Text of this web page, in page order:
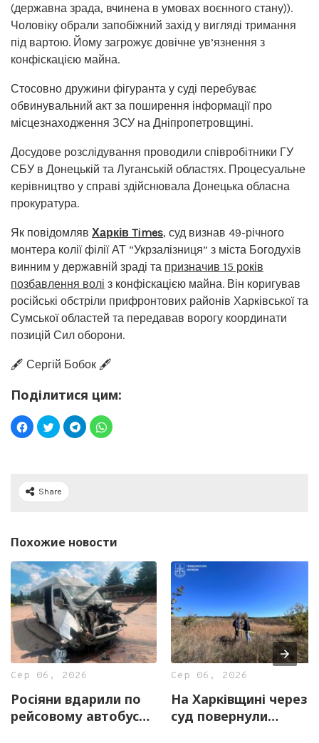
(державна зрада, вчинена в умовах воєнного стану)).
Чоловіку обрали запобіжний захід у вигляді тримання
під вартою. Йому загрожує довічне ув’язнення з
конфіскацією майна.
Стосовно дружини фігуранта у суді перебуває
обвинувальний акт за поширення інформації про
місцезнаходження ЗСУ на Дніпропетровщині.
Досудове розслідування проводили співробітники ГУ
СБУ в Донецькій та Луганській областях. Процесуальне
керівництво у справі здійснювала Донецька обласна
прокуратура.
Як повідомляв Харків Times, суд визнав 49-річного
монтера колії філії АТ “Укрзалізниця” з міста Богодухів
винним у державній зраді та призначив 15 років
позбавлення волі з конфіскацією майна. Він коригував
російські обстріли прифронтових районів Харківської та
Сумської областей та передавав ворогу координати
позицій Сил оборони.
🖋️ Сергій Бобок 🖋️
Поділитися цим:
Share
Похожие новости
Сер 06, 2026
Росіяни вдарили по
рейсовому автобусу
Сер 06, 2026
На Харківщині через
суд повернули